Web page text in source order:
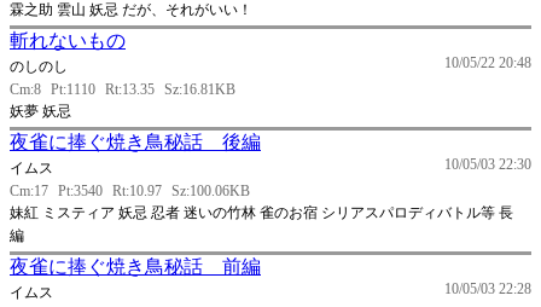
霖之助 雲山 妖忌 だが、それがいい！
斬れないもの
10/05/22 20:48
のしのし
Cm:8 Pt:1110 Rt:13.35 Sz:16.81KB
妖夢 妖忌
夜雀に捧ぐ焼き鳥秘話 後編
10/05/03 22:30
イムス
Cm:17 Pt:3540 Rt:10.97 Sz:100.06KB
妹紅 ミスティア 妖忌 忍者 迷いの竹林 雀のお宿 シリアスパロディバトル等 長
編
夜雀に捧ぐ焼き鳥秘話 前編
10/05/03 22:28
イムス